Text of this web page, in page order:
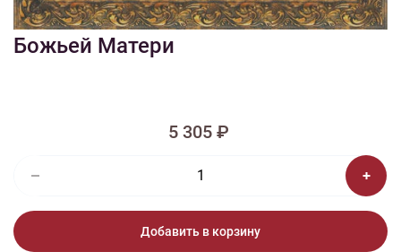
Вышивка ПИ-001 Казанская икона
Божьей Матери
5 305 ₽
Добавить в корзину